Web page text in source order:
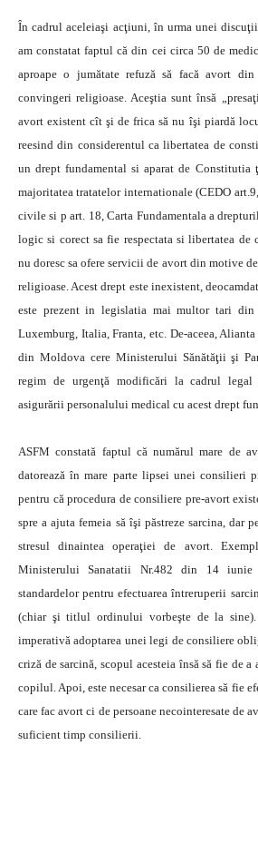
În cadrul aceleiaşi acţiuni, în urma unei
am constatat faptul că din cei circa 50 de
aproape o jumătate refuză să facă avort
convingeri religioase. Aceştia sunt însă
avort existent cît şi de frica să nu îşi piardă
reesind din considerentul ca libertatea de
un drept fundamental si aparat de Constitutia
majoritatea tratatelor internationale (CEDO
civile si p art. 18, Carta Fundamentala a
logic si corect sa fie respectata si libertatea de
nu doresc sa ofere servicii de avort din motive
religioase. Acest drept este inexistent,
este prezent in legislatia mai multor tari
Luxemburg, Italia, Franta, etc. De-aceea,
din Moldova cere Ministerului Sănătăţii şi
regim de urgenţă modificări la cadrul legal
asigurării personalului medical cu acest drept
ASFM constată faptul că numărul mare de
datorează în mare parte lipsei unei consilieri
pentru că procedura de consiliere pre-avort
spre a ajuta femeia să îşi păstreze sarcina, dar
stresul dinaintea operaţiei de avort.
Ministerului Sanatatii Nr.482 din 14 iunie
standardelor pentru efectuarea întreruperii
(chiar şi titlul ordinului vorbeşte de la sine).
imperativă adoptarea unei legi de consiliere
criză de sarcină, scopul acesteia însă să fie de a
copilul. Apoi, este necesar ca consilierea să fie
care fac avort ci de persoane necointeresate de
suficient timp consilierii.